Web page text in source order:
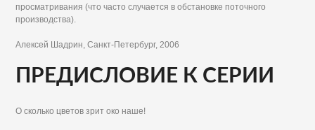
просматривания (что часто случается в обстановке поточного
производства).
Алексей Шадрин, Санкт-Петербург, 2006
ПРЕДИСЛОВИЕ К СЕРИИ
О сколько цветов зрит око наше!